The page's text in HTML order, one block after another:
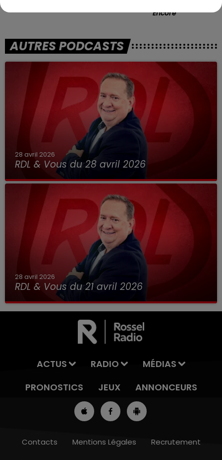
Encore
AUTRES PODCASTS
28 avril 2026
RDL & Vous du 28 avril 2026
28 avril 2026
RDL & Vous du 21 avril 2026
ACTUS RADIO
MÉDIAS
PRONOSTICS
JEUX ANNONCEURS
Contacts Mentions Légales
Recrutement